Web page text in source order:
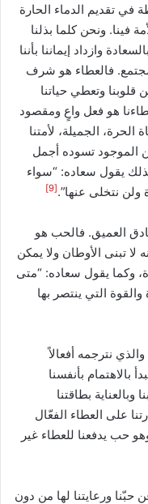
في تقديم الدماء الحارة
فينا. ونحن كلما بذلنا
وازداد إيماننا بأننا
فالعطاء هو شرف
وتعطي حياتنا
هو فعل واعٍ ومقصود
الجميلة، لأمتنا
الموجود تسوده أجمل
لذلك يقول سعاده: “سواء
ولن نتخلى عنها”.[9]
العميق. فالحب هو
لا تبنى الأوطان ولا يمكن
وكما يقول سعاده: “متى
التي ينتصر بها
نترجمه أفعالاً
بأنفسنا
وبالعناية بطاقتنا
على العطاء الفعّال
وهو حب يدفعنا للعطاء غير
حبّنا ورعايتنا لها من دون